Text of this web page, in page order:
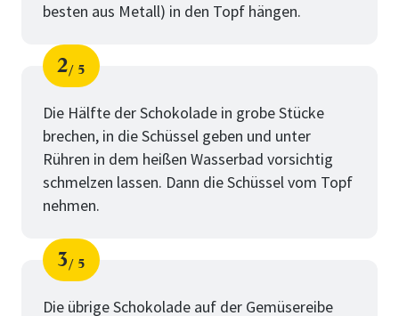
besten aus Metall) in den Topf hängen.
Schritt
2
von
5
Die Hälfte der Schokolade in grobe Stücke
brechen, in die Schüssel geben und unter
Rühren in dem heißen Wasserbad vorsichtig
schmelzen lassen. Dann die Schüssel vom Topf
nehmen.
Schritt
3
von
5
Die übrige Schokolade auf der Gemüsereibe